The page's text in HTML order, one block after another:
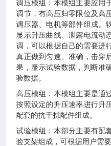
调压模组：本模组主要应用
调节，有高压归零限位及高
调压器、电机等部件组成。
显示升压曲线、泄露电流动
调，可以根据自己的需要进
真正做到匀速、准确，击穿
果，显示试验数据，判断准
验数据。
高压模组：本模组主要是通
按照设定的升压速率进行升
配套的抗干扰配件组成。
试验模组：本部分主要有配
验支架组成，可根据用户需